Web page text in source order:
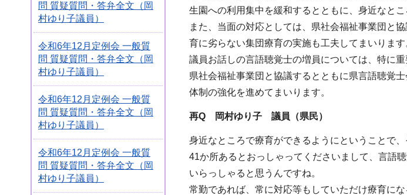
問 質疑質問・答弁全文（岡
村ゆり子議員）
令和6年12月定例会 一般質
問 質疑質問・答弁全文（岡
村ゆり子議員）
令和6年12月定例会 一般質
問 質疑質問・答弁全文（岡
村ゆり子議員）
令和6年12月定例会 一般質
問 質疑質問・答弁全文（岡
村ゆり子議員）
生園への利用集中を緩和するとともに、身近なと
また、当面の対応としては、県社会福祉事業団と
育に劣らない集団療育の実施も工夫してまいります
議員お話しの言語聴覚士の増員については、特に重
県社会福祉事業団と協議するとともに県言語聴覚
体制の強化を進めてまいります。
再Q 岡村ゆり子 議員（県民）
身近なところで療育ができるようにということで
41か所あるとおっしゃってくださいまして、言語
いらっしゃると思うんですね。
常勤であれば、常に対応等もしていただけ療育に